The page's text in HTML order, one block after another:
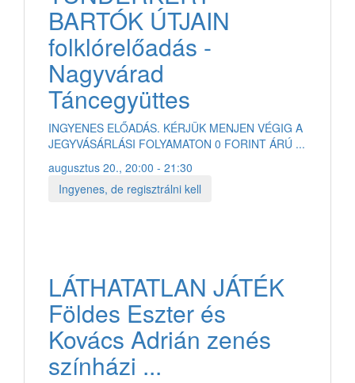
BARTÓK ÚTJAIN
folklórelőadás -
Nagyvárad
Táncegyüttes
INGYENES ELŐADÁS. KÉRJÜK MENJEN VÉGIG A
JEGYVÁSÁRLÁSI FOLYAMATON 0 FORINT ÁRÚ ...
augusztus 20., 20:00 - 21:30
Ingyenes, de regisztrálni kell
LÁTHATATLAN JÁTÉK
Földes Eszter és
Kovács Adrián zenés
színházi ...